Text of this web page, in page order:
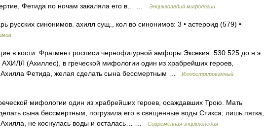
Фетида по ночам закаляла его в… …
Энциклопедия мифологии
русских синонимов. ахилл сущ., кол во синонимов: 3 • астероид (579) •
в кости. Фрагмент росписи чернофигурной амфоры Эксекия. 530 525 до н.э.
(Ахиллес), в греческой мифологии один из храбрейших героев,
Фетида, желая сделать сына бессмертным …
Иллюстрированный
мифологии один из храбрейших героев, осаждавших Трою. Мать
сына бессмертным, погрузила его в священные воды Стикса; лишь пятка,
не коснулась воды и осталась… …
Современная энциклопедия